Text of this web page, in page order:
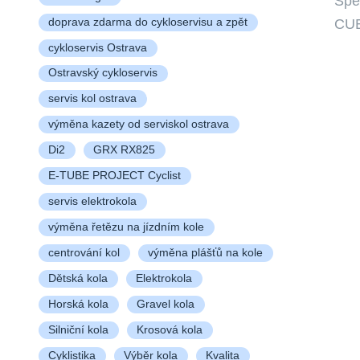
doprava zdarma do cykloservisu a zpět
cykloservis Ostrava
Ostravský cykloservis
servis kol ostrava
výměna kazety od serviskol ostrava
Di2 GRX RX825
E-TUBE PROJECT Cyclist
servis elektrokola
výměna řetězu na jízdním kole
centrování kol výměna plášťů na kole
Dětská kola Elektrokola
Horská kola Gravel kola
Silniční kola Krosová kola
Cyklistika Výběr kola Kvalita